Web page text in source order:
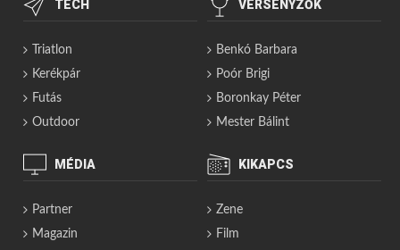
TECH
Triatlon
Kerékpár
Futás
Outdoor
VERSENYZŐK
Benkó Barbara
Poór Brigi
Boronkay Péter
Mester Bálint
MÉDIA
Partner
Magazin
KIKAPCS
Zene
Film